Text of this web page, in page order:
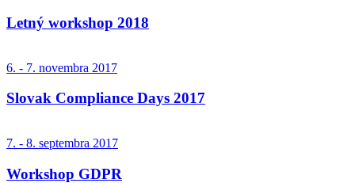
Letný workshop 2018
6. - 7. novembra 2017
Slovak Compliance Days 2017
7. - 8. septembra 2017
Workshop GDPR